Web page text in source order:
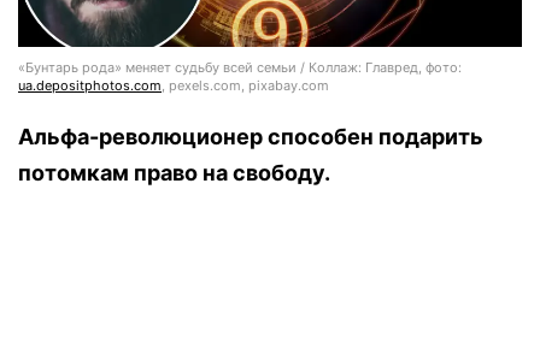
«Бунтарь рода» меняет судьбу всей семьи / Коллаж: Главред, фото:
ua.depositphotos.com, pexels.com, pixabay.com
Альфа-революционер способен подарить
потомкам право на свободу.